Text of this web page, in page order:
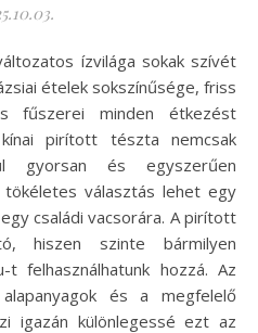
ételek sokszínűsége, friss
fűszerei minden étkezést
pirított tészta nemcsak
gyorsan és egyszerűen
választás lehet egy
családi vacsorára. A pirított
hiszen szinte bármilyen
felhasználhatunk hozzá. Az
és a megfelelő
igazán különlegessé ezt az